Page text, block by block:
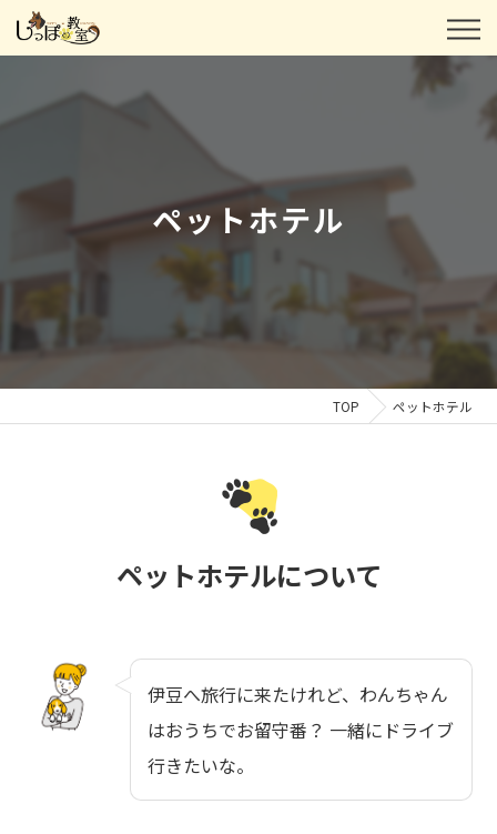
ペットホテル
TOP ペットホテル
ペットホテルについて
伊豆へ旅行に来たけれど、わんちゃん
はおうちでお留守番？ 一緒にドライブ
行きたいな。